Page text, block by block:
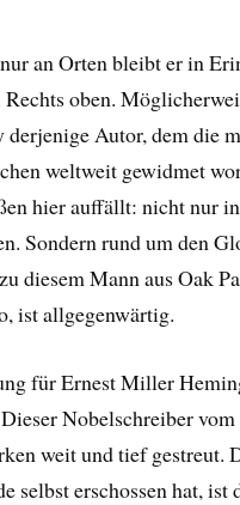
an Orten bleibt er in
oben.
derjenige Autor, dem die
weltweit gewidmet
hier auffällt: nicht nur
Sondern rund um den
diesem Mann aus Oak
ist allgegenwärtig.
für Ernest Miller
Nobelschreiber
weit und tief gestreut.
selbst erschossen hat, ist